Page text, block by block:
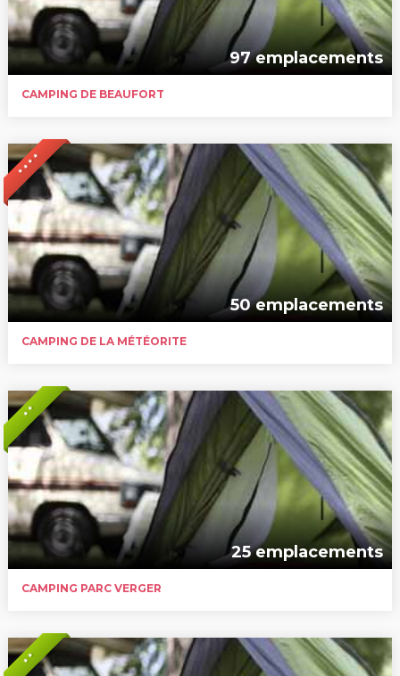
97 emplacements
CAMPING DE BEAUFORT
* * * *
50 emplacements
CAMPING DE LA MÉTÉORITE
* *
25 emplacements
CAMPING PARC VERGER
* *